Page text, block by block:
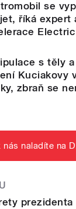
se
říká expert
Electric
s těly
Kuciakovy
zbraň se
nás naladíte na
prezidenta